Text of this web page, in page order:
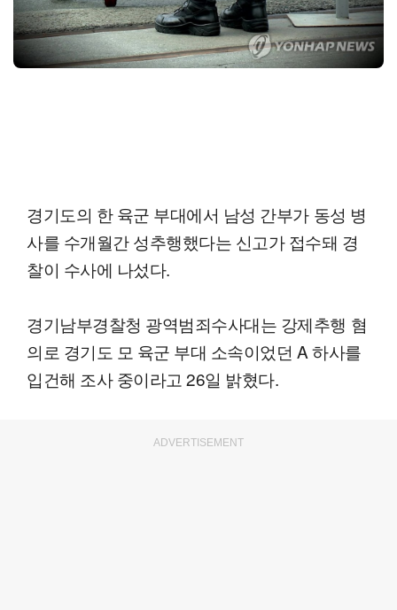
경기도의 한 육군 부대에서 남성 간부가 동성 병
사를 수개월간 성추행했다는 신고가 접수돼 경
찰이 수사에 나섰다.
경기남부경찰청 광역범죄수사대는 강제추행 혐
의로 경기도 모 육군 부대 소속이었던 A 하사를
입건해 조사 중이라고 26일 밝혔다.
ADVERTISEMENT